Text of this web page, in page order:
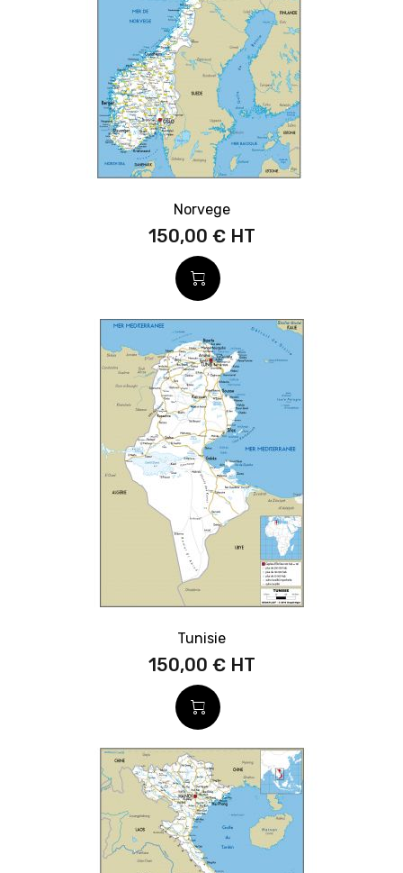
Norvege
150,00 €
Tunisie
150,00 €